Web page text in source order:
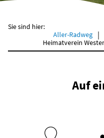
Sie sind hier:
Aller-Radweg
Heimatverein
Auf